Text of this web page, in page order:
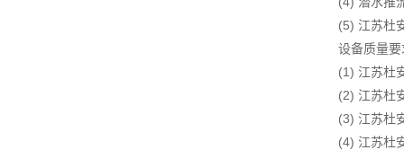
(5) 江苏杜
设备质量要
(1) 江苏杜
(2) 江苏杜
(3) 江苏杜
(4) 江苏杜